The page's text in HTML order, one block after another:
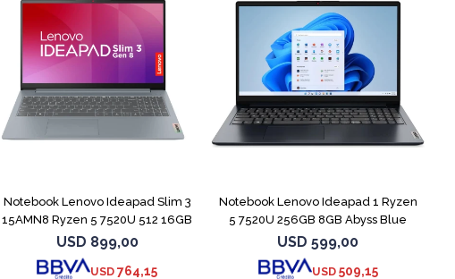
Notebook Lenovo Ideapad Slim 3
15AMN8 Ryzen 5 7520U 512 16GB
USD 899,00
USD 764,15
Notebook Lenovo Ideapad 1 Ryzen
5 7520U 256GB 8GB Abyss Blue
USD 599,00
USD 509,15